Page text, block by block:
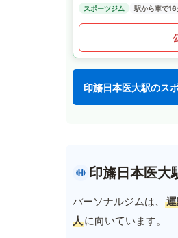
スポーツジム 駅から車で16
印旛日本医大駅のス
印旛日本医大
パーソナルジムは、
人に向いています。